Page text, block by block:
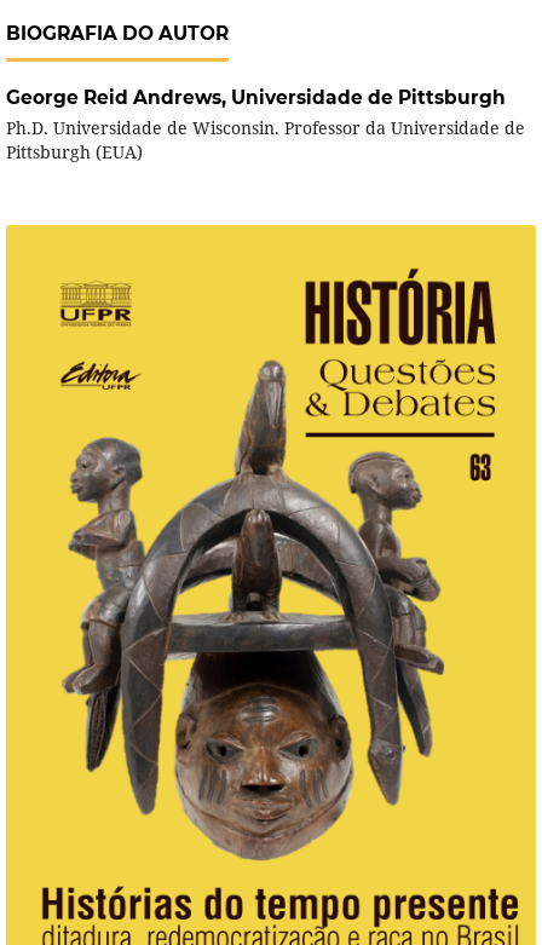
BIOGRAFIA DO AUTOR
George Reid Andrews, Universidade de Pittsburgh
Ph.D. Universidade de Wisconsin. Professor da Universidade de
Pittsburgh (EUA)